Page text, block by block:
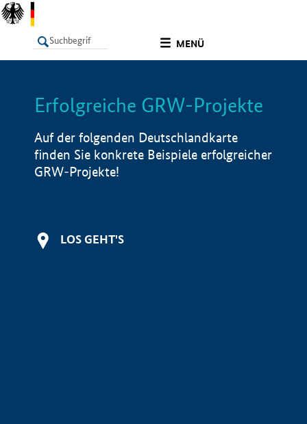
MENÜ
LISTE Info
Erfolgreiche GRW-Projekte
Auf der folgenden Deutschlandkarte
finden Sie konkrete Beispiele erfolgreicher
GRW-Projekte!
LOS GEHT'S